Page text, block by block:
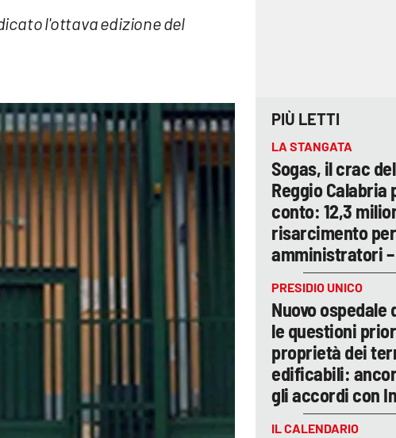
l'ottava edizione del
PIÙ LETTI
LA STANGATA
Sogas, il crac
Reggio Calabria
conto: 12,3
risarcimento
amministratori –
PRESIDIO UNICO
Nuovo ospedale
le questioni
proprietà dei
edificabili:
gli accordi con
IL CALENDARIO